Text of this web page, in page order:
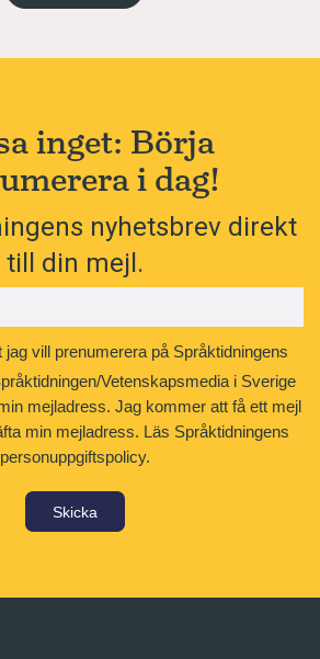
inget: Börja
i dag!
nyhetsbrev direkt
till din mejl.
jag vill prenumerera på Språktidningens
Vetenskapsmedia i Sverige
mejladress. Jag kommer att få ett mejl
min mejladress. Läs Språktidningens
personuppgiftspolicy.
Skicka